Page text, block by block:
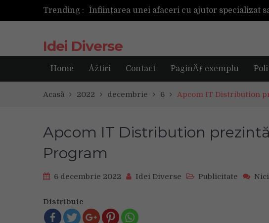
Trending :
Următoarea fotografie poate fi cea mai
Idei Diverse
Home Åžtiri Contact PaginÄƒ exemplu
Acasă 2022 decembrie 6 Apcom IT Distribution
Apcom IT Distribution
Program
6 decembrie 2022 Idei Diverse Publicitate
Distribuie